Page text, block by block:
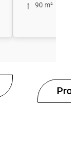
90 m²